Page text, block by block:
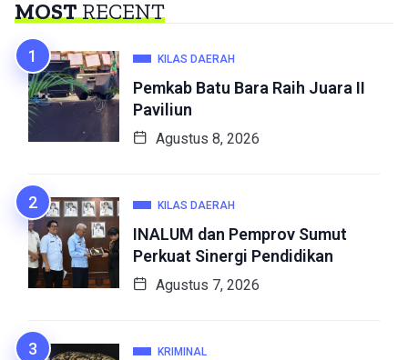
MOSTRECENT
KILAS DAERAH
Pemkab Batu Bara Raih Juara II
Paviliun
Agustus 8, 2026
KILAS DAERAH
INALUM dan Pemprov Sumut
Perkuat Sinergi Pendidikan
Agustus 7, 2026
KRIMINAL